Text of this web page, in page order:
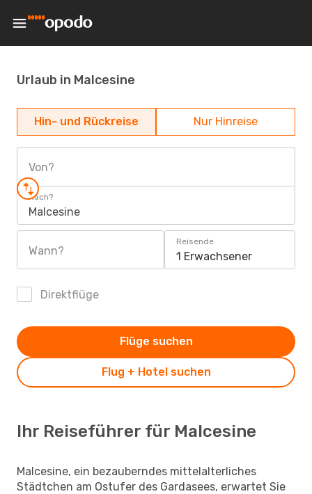
Urlaub in Malcesine
Hin- und Rückreise Nur Hinreise
Von?
Nach?
Malcesine
Wann?
Reisende
1 Erwachsener
Direktflüge
Flug + Hotel suchen
Flüge suchen
Ihr Reiseführer für Malcesine
Malcesine, ein bezauberndes mittelalterliches
Städtchen am Ostufer des Gardasees, erwartet Sie